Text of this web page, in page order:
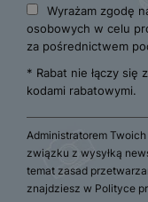
Wyrażam zgodę
osobowych w celu
za pośrednictwem
* Rabat nie łączy się
kodami rabatowymi.
Administratorem
związku z wysyłką
temat zasad
znajdziesz w Polityce